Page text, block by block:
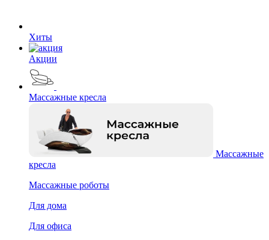
Хиты
Акции
Массажные кресла
Массажные
кресла
Массажные роботы
Для дома
Для офиса